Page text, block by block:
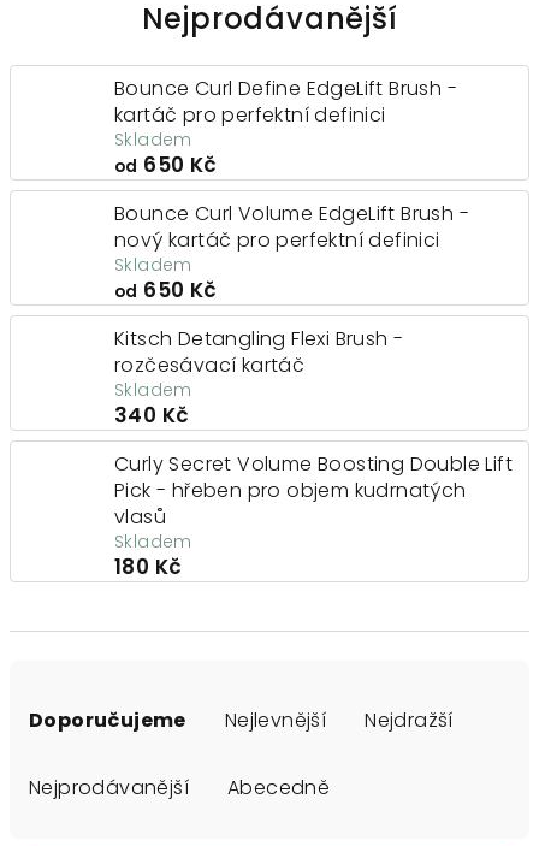
Nejprodávanější
Bounce Curl Define EdgeLift Brush -
kartáč pro perfektní definici
Skladem
od 650 Kč
Bounce Curl Volume EdgeLift Brush -
nový kartáč pro perfektní definici
Skladem
od 650 Kč
Kitsch Detangling Flexi Brush -
rozčesávací kartáč
Skladem
340 Kč
Curly Secret Volume Boosting Double Lift
Pick - hřeben pro objem kudrnatých
vlasů
Skladem
180 Kč
Doporučujeme Nejlevnější Nejdražší
Nejprodávanější Abecedně